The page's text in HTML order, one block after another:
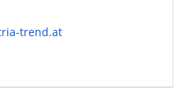
trend.at